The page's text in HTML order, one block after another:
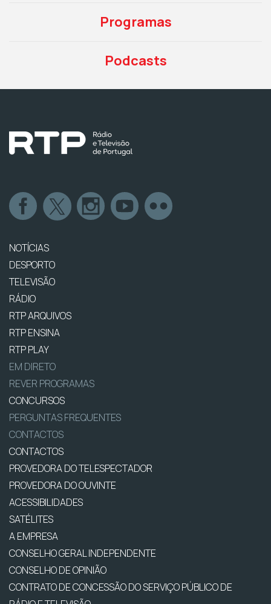
Programas
Podcasts
NOTÍCIAS
DESPORTO
TELEVISÃO
RÁDIO
RTP ARQUIVOS
RTP ENSINA
RTP PLAY
EM DIRETO
REVER PROGRAMAS
CONCURSOS
PERGUNTAS FREQUENTES
CONTACTOS
CONTACTOS
PROVEDORA DO TELESPECTADOR
PROVEDORA DO OUVINTE
ACESSIBILIDADES
SATÉLITES
A EMPRESA
CONSELHO GERAL INDEPENDENTE
CONSELHO DE OPINIÃO
CONTRATO DE CONCESSÃO DO SERVIÇO PÚBLICO DE